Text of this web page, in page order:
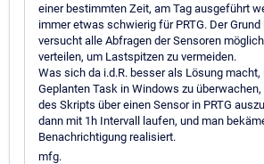
einer bestimmten Zeit, am Tag ausgeführt
immer etwas schwierig für PRTG. Der Grund
versucht alle Abfragen der Sensoren
verteilen, um Lastspitzen zu vermeiden.
Was sich da i.d.R. besser als Lösung
Geplanten Task in Windows zu
des Skripts über einen Sensor in PRTG
dann mit 1h Intervall laufen, und man
Benachrichtigung realisiert.
mfg.